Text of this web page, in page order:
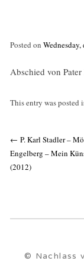
Posted on
Abschied von
This entry was posted
Post
navigation
← P. Karl Stadler –
Engelberg – Mein
(2012)
© Nachlass